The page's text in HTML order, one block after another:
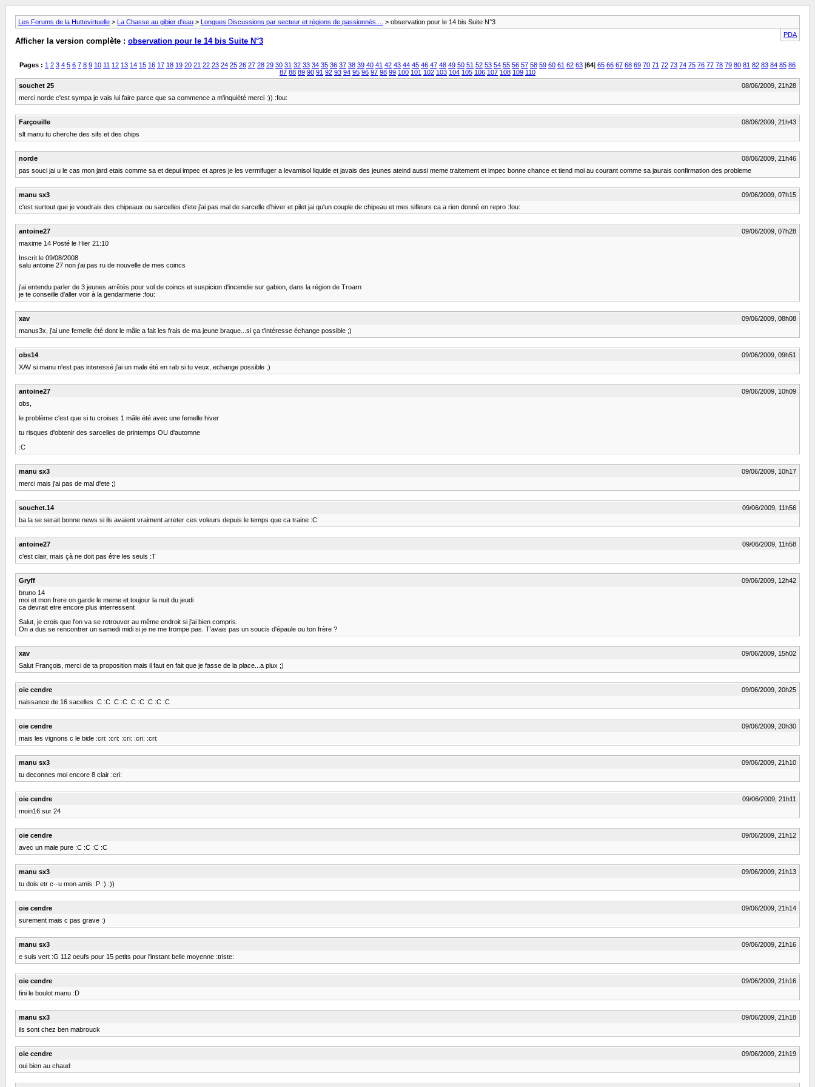
Les Forums de la Huttevirtuelle > La Chasse au gibier d'eau > Longues Discussions par secteur et régions de passionnés....
> observation pour le 14 bis Suite N°3
PDA
Afficher la version complète : observation pour le 14 bis Suite N°3
Pages : 1 2 3 4 5 6 7 8 9 10 11 12 13 14 15 16 17 18 19 20 21 22 23 24 25 26 27 28 29 30 31 32 33 34 35 36 37 38 39 40 41 42 43 44 45 46 47 48 49 50 51 52 53 54 55 56 57 58 59 60 61 62 63 [64] 65 66 67 68 69 70 71 72 73 74 75 76 77 78 79 80 81 82 83 84 85 86
87 88 89 90 91 92 93 94 95 96 97 98 99 100 101 102 103 104 105 106 107 108 109 110
souchet 25
08/06/2009, 21h28
merci norde c'est sympa je vais lui faire parce que sa commence a m'inquiété merci :)) :fou:
Farçouille
08/06/2009, 21h43
slt manu tu cherche des sifs et des chips
norde
08/06/2009, 21h46
pas souci jai u le cas mon jard etais comme sa et depui impec et apres je les vermifuger a levamisol liquide et javais des jeunes ateind aussi meme traitement et impec bonne chance et tiend moi au courant comme sa jaurais confirmation des probleme
manu sx3
09/06/2009, 07h15
c'est surtout que je voudrais des chipeaux ou sarcelles d'ete j'ai pas mal de sarcelle d'hiver et pilet jai qu'un couple de chipeau et mes sifleurs ca a rien donné en repro :fou:
antoine27
09/06/2009, 07h28
maxime 14 Posté le Hier 21:10
Inscrit le 09/08/2008
salu antoine 27 non j'ai pas ru de nouvelle de mes coincs
j'ai entendu parler de 3 jeunes arrêtés pour vol de coincs et suspicion d'incendie sur gabion, dans la région de Troarn
je te conseille d'aller voir à la gendarmerie :fou:
xav
09/06/2009, 08h08
manus3x, j'ai une femelle été dont le mâle a fait les frais de ma jeune braque...si ça t'intéresse échange possible ;)
obs14
09/06/2009, 09h51
XAV si manu n'est pas interessé j'ai un male été en rab si tu veux, echange possible ;)
antoine27
09/06/2009, 10h09
obs,
le problème c'est que si tu croises 1 mâle été avec une femelle hiver
tu risques d'obtenir des sarcelles de printemps OU d'automne
:C
manu sx3
09/06/2009, 10h17
merci mais j'ai pas de mal d'ete ;)
souchet.14
09/06/2009, 11h56
ba la se serait bonne news si ils avaient vraiment arreter ces voleurs depuis le temps que ca traine :C
antoine27
09/06/2009, 11h58
c'est clair, mais çà ne doit pas être les seuls :T
Gryff
09/06/2009, 12h42
bruno 14
moi et mon frere on garde le meme et toujour la nuit du jeudi
ca devrait etre encore plus interressent
Salut, je crois que l'on va se retrouver au même endroit si j'ai bien compris.
On a dus se rencontrer un samedi midi si je ne me trompe pas. T'avais pas un soucis d'épaule ou ton frère ?
xav
09/06/2009, 15h02
Salut François, merci de ta proposition mais il faut en fait que je fasse de la place...a plux ;)
oie cendre
09/06/2009, 20h25
naissance de 16 sacelles :C :C :C :C :C :C :C :C :C
oie cendre
09/06/2009, 20h30
mais les vignons c le bide :cri: :cri: :cri: :cri: :cri:
manu sx3
09/06/2009, 21h10
tu deconnes moi encore 8 clair :cri:
oie cendre
09/06/2009, 21h11
moin16 sur 24
oie cendre
09/06/2009, 21h12
avec un male pure :C :C :C :C
manu sx3
09/06/2009, 21h13
tu dois etr c--u mon amis :P :) :))
oie cendre
09/06/2009, 21h14
surement mais c pas grave :)
manu sx3
09/06/2009, 21h16
e suis vert :G 112 oeufs pour 15 petits pour l'instant belle moyenne :triste:
oie cendre
09/06/2009, 21h16
fini le boulot manu :D
manu sx3
09/06/2009, 21h18
ils sont chez ben mabrouck
oie cendre
09/06/2009, 21h19
oui bien au chaud